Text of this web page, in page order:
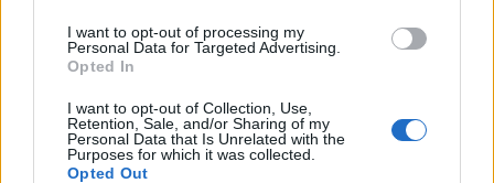
I want to opt-out of processing my
Personal Data for Targeted Advertising.
Opted In
I want to opt-out of Collection, Use,
Retention, Sale, and/or Sharing of my
Personal Data that Is Unrelated with the
Purposes for which it was collected.
Opted Out